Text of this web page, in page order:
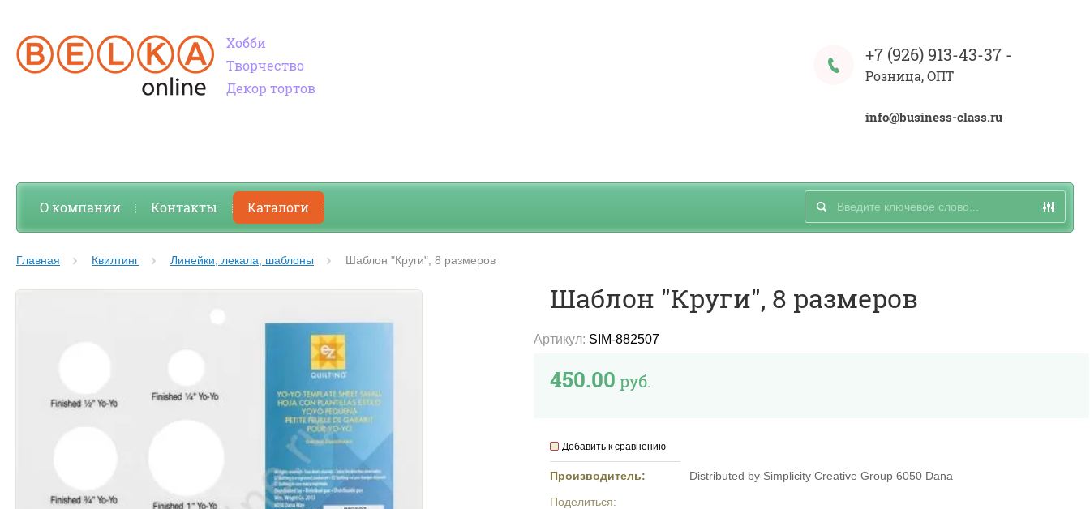
Хобби
Творчество
Декор тортов
+7 (926) 913-43-37 -
Розница, ОПТ
info@business-class.ru
О компании Контакты Каталоги
Главная Квилтинг Линейки, лекала, шаблоны Шаблон "Круги", 8 размеров
Шаблон "Круги", 8 размеров
Артикул: SIM-882507
450.00 руб.
Добавить к сравнению
Производитель:
Distributed by Simplicity Creative Group 6050 Dana
Поделиться: